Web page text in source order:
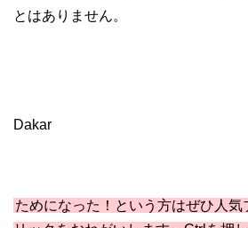
とはありません。
Dakar
ためになった！という方はぜひ人気